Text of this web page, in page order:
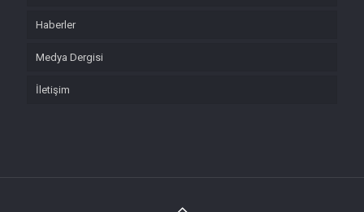
Haberler
Medya Dergisi
İletişim